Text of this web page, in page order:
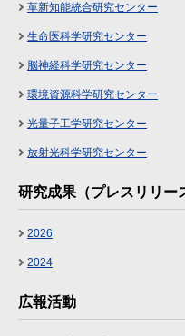
革新知能統合研究センター
生命医科学研究センター
脳神経科学研究センター
環境資源科学研究センター
光量子工学研究センター
放射光科学研究センター
研究成果（プレスリリー
2026
2024
広報活動